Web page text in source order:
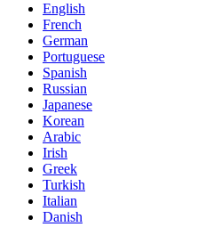
English
French
German
Portuguese
Spanish
Russian
Japanese
Korean
Arabic
Irish
Greek
Turkish
Italian
Danish